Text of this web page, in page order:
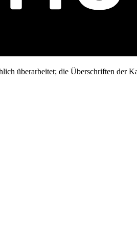
überarbeitet; die Überschriften der